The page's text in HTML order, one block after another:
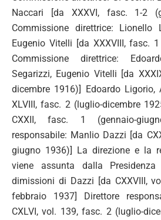
Naccari [da XXXVI, fasc. 1-2
Commissione direttrice: Lionello
Eugenio Vitelli [da XXXVIII, fasc.
Commissione direttrice:
Segarizzi, Eugenio Vitelli [da
dicembre 1916)] Edoardo Ligorio,
XLVIII, fasc. 2 (luglio-dicembre
CXXII, fasc. 1 (gennaio-
responsabile: Manlio Dazzi [da
giugno 1936)] La direzione e la
viene assunta dalla Presidenza
dimissioni di Dazzi [da CXXVIII,
febbraio 1937] Direttore
CXLVI, vol. 139, fasc. 2 (luglio-